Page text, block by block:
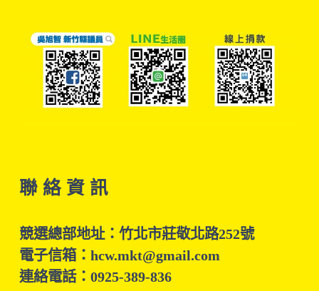
聯 絡 資 訊
競選總部地址：竹北市莊敬北路252號
電子信箱：hcw.mkt@gmail.com
連絡電話：0925-389-836